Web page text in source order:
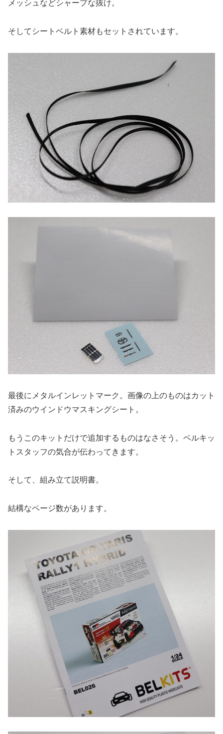
メッシュなどシャープな抜け。
そしてシートベルト素材もセットされています。
最後にメタルインレットマーク。画像の上のものはカット
済みのウインドウマスキングシート。
もうこのキットだけで追加するものはなさそう。ベルキッ
トスタッフの気合が伝わってきます。
そして、組み立て説明書。
結構なページ数があります。